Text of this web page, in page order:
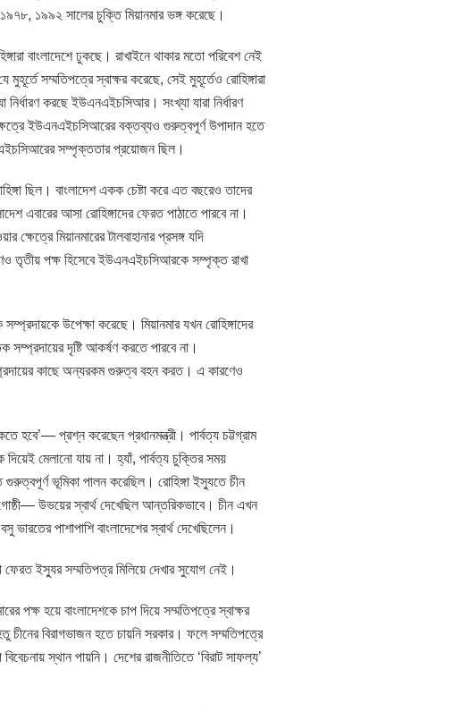
১৯৯২ সালের চুক্তি মিয়ানমার ভঙ্গ করেছে।
বাংলাদেশে ঢুকছে। রাখাইনে থাকার মতো পরিবেশ নেই
মুহূর্তে সম্মতিপত্রে স্বাক্ষর করেছে, সেই মুহূর্তেও রোহিঙ্গারা
করছে ইউএনএইচসিআর। সংখ্যা যারা নির্ধারণ
ইউএনএইচসিআরের বক্তব্যও গুরুত্বপূর্ণ উপাদান হতে
সম্পৃক্ততার প্রয়োজন ছিল।
ছিল। বাংলাদেশ একক চেষ্টা করে এত বছরেও তাদের
এবারের আসা রোহিঙ্গাদের ফেরত পাঠাতে পারবে না।
মিয়ানমারের টালবাহানার প্রসঙ্গ যদি
পক্ষ হিসেবে ইউএনএইচসিআরকে সম্পৃক্ত রাখা
উপেক্ষা করেছে। মিয়ানমার যখন রোহিঙ্গাদের
দৃষ্টি আকর্ষণ করতে পারবে না।
কাছে অন্যরকম গুরুত্ব বহন করত। এ কারণেও
হবে’— প্রশ্ন করেছেন প্রধানমন্ত্রী। পার্বত্য চট্টগ্রাম
মেলানো যায় না। হ্যাঁ, পার্বত্য চুক্তির সময়
ভূমিকা পালন করেছিল। রোহিঙ্গা ইস্যুতে চীন
উভয়ের স্বার্থ দেখেছিল আন্তরিকভাবে। চীন এখন
পাশাপাশি বাংলাদেশের স্বার্থ দেখেছিলেন।
ফেরত ইস্যুর সম্মতিপত্র মিলিয়ে দেখার সুযোগ নেই।
পক্ষ হয়ে বাংলাদেশকে চাপ দিয়ে সম্মতিপত্রে স্বাক্ষর
চীনের বিরাগভাজন হতে চায়নি সরকার। ফলে সম্মতিপত্রে
স্থান পায়নি। দেশের রাজনীতিতে ‘বিরাট সাফল্য’